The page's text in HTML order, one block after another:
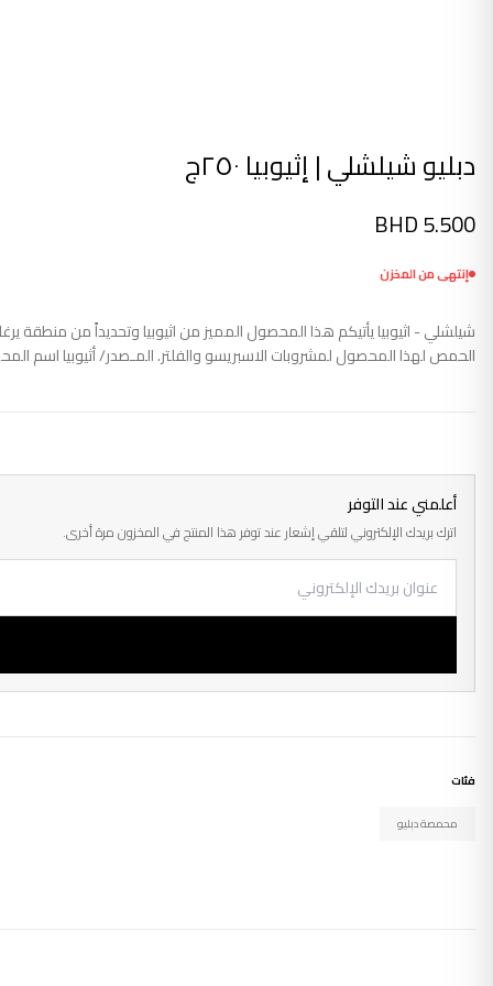
دبليو شيلشلي | إثيوبيا ٢٥٠ج
BHD5.500
إنتهى من المخزن
الحمص لهذا المحصول لمشروبات الاسبريسو والفلتر. المـصدر/ أثيوبيا اسم المحصول/ شيلشلي
أعلمني عند التوفر
اترك بريدك الإلكتروني لتلقي إشعار عند توفر هذا المنتج في المخزون مرة أخرى.
فئات
محمصة دبليو